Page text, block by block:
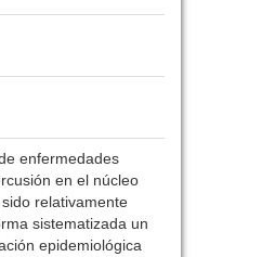
enfermedades
en el núcleo
relativamente
sistematizada un
epidemiológica